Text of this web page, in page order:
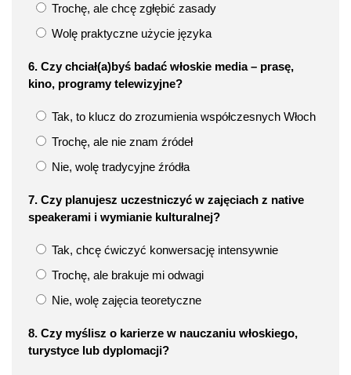
Trochę, ale chcę zgłębić zasady
Wolę praktyczne użycie języka
6. Czy chciał(a)byś badać włoskie media – prasę,
kino, programy telewizyjne?
Tak, to klucz do zrozumienia współczesnych Włoch
Trochę, ale nie znam źródeł
Nie, wolę tradycyjne źródła
7. Czy planujesz uczestniczyć w zajęciach z native
speakerami i wymianie kulturalnej?
Tak, chcę ćwiczyć konwersację intensywnie
Trochę, ale brakuje mi odwagi
Nie, wolę zajęcia teoretyczne
8. Czy myślisz o karierze w nauczaniu włoskiego,
turystyce lub dyplomacji?